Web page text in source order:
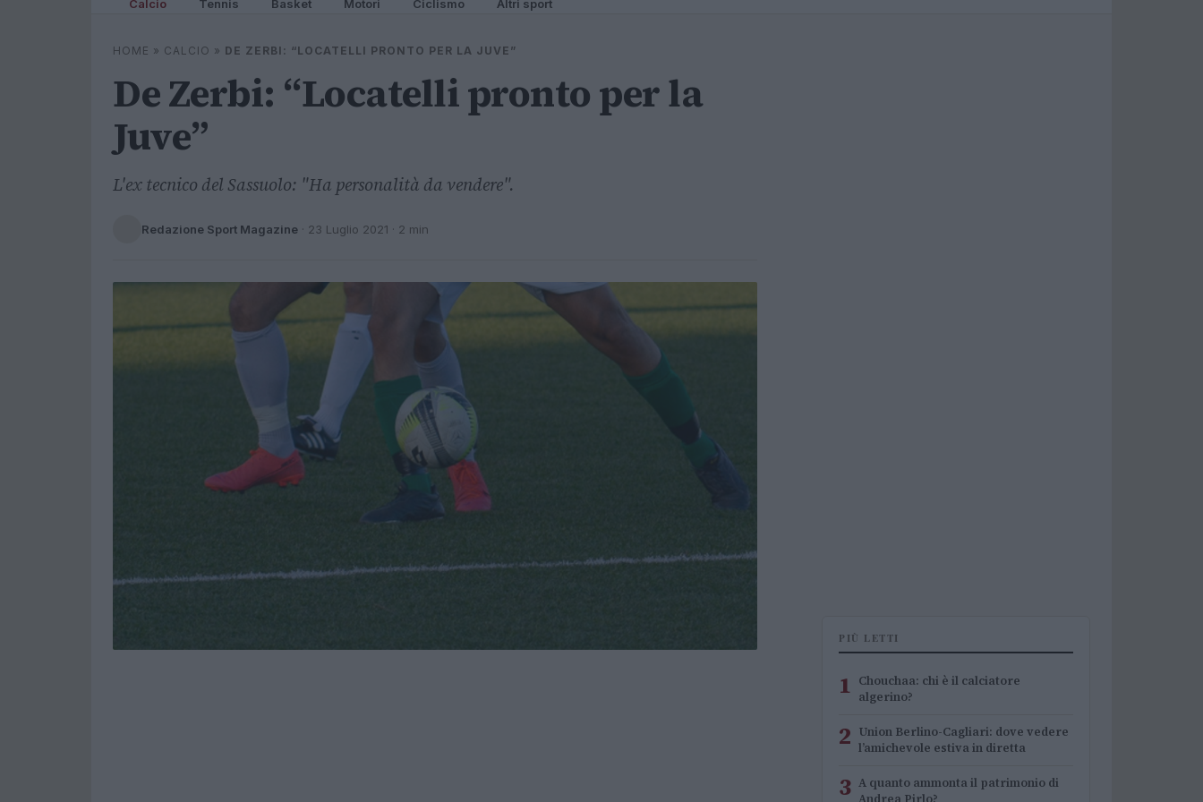
Calcio Tennis Basket Motori Ciclismo Altri sport
HOME » CALCIO » DE ZERBI: “LOCATELLI PRONTO PER LA JUVE”
De Zerbi: “Locatelli pronto per la
Juve”
L'ex tecnico del Sassuolo: "Ha personalità da vendere".
Redazione Sport Magazine · 23 Luglio 2021 · 2 min
PIÙ LETTI
1 Chouchaa: chi è il calciatore
algerino?
2 Union Berlino-Cagliari: dove vedere
l’amichevole estiva in diretta
3 A quanto ammonta il patrimonio di
Andrea Pirlo?